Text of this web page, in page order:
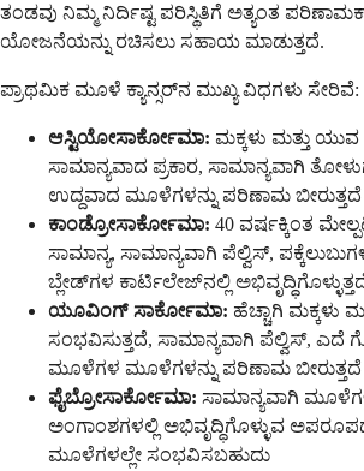
ತಂಡವು ನಿಮ್ಮ ನಿರ್ದಿಷ್ಟ ಪರಿಸ್ಥಿತಿಗೆ ಅತ್ಯಂತ
ಯೋಜನೆಯನ್ನು ರಚಿಸಲು ಸಹಾಯ ಮಾಡುತ್ತದೆ.
ಪ್ರಾಥಮಿಕ ಮೂಳೆ ಕ್ಯಾನ್ಸರ್‌ನ ಮುಖ್ಯ ವಿಧಗಳು ಸೇರಿವೆ:
ಆಸ್ಟಿಯೋಸಾರ್ಕೋಮಾ: ಮಕ್ಕಳು ಮತ್ತು ಯುವ
ಸಾಮಾನ್ಯವಾದ ಪ್ರಕಾರ, ಸಾಮಾನ್ಯವಾಗಿ
ಉದ್ದವಾದ ಮೂಳೆಗಳನ್ನು ಪರಿಣಾಮ ಬೀರುತ್ತದೆ
ಕಾಂಡ್ರೋಸಾರ್ಕೋಮಾ: 40 ವರ್ಷಕ್ಕಿಂತ
ಸಾಮಾನ್ಯ, ಸಾಮಾನ್ಯವಾಗಿ ಪೆಲ್ವಿಸ್,
ಬ್ಲೇಡ್‌ಗಳ ಕಾರ್ಟಿಲೇಜ್‌ನಲ್ಲಿ
ಯೂವಿಂಗ್ ಸಾರ್ಕೋಮಾ: ಹೆಚ್ಚಾಗಿ ಮಕ್ಕಳು
ಸಂಭವಿಸುತ್ತದೆ, ಸಾಮಾನ್ಯವಾಗಿ ಪೆಲ್ವಿಸ್,
ಮೂಳೆಗಳ ಮೂಳೆಗಳನ್ನು ಪರಿಣಾಮ ಬೀರುತ್ತದೆ
ಫೈಬ್ರೋಸಾರ್ಕೋಮಾ: ಸಾಮಾನ್ಯವಾಗಿ
ಅಂಗಾಂಶಗಳಲ್ಲಿ ಅಭಿವೃದ್ಧಿಗೊಳ್ಳುವ
ಮೂಳೆಗಳಲ್ಲೇ ಸಂಭವಿಸಬಹುದು